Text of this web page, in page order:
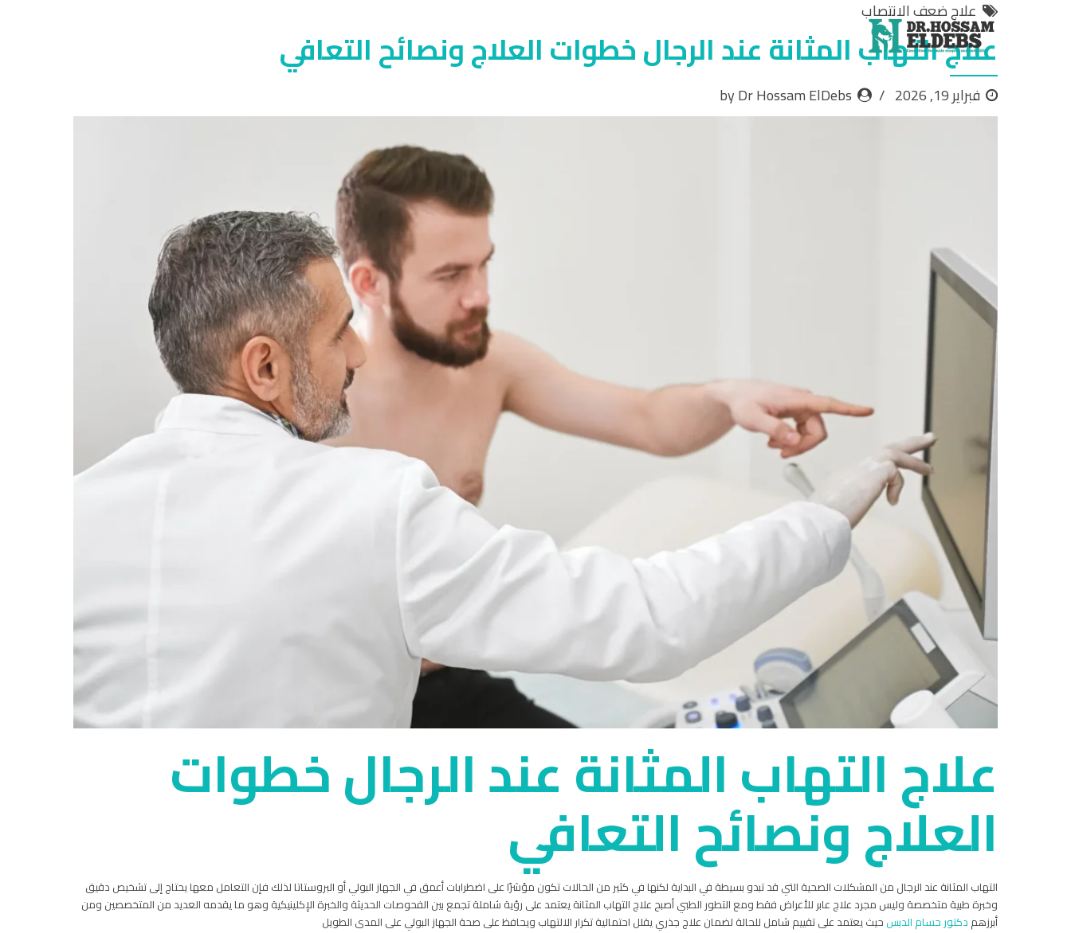
علاج ضعف الانتصاب
علاج التهاب المثانة عند الرجال خطوات العلاج ونصائح التعافي
فبراير 19, 2026 by Dr Hossam ElDebs
علاج التهاب المثانة عند الرجال خطوات
العلاج ونصائح التعافي
التهاب المثانة عند الرجال من المشكلات الصحية التي قد تبدو بسيطة في البداية لكنها في كثير من الحالات تكون مؤشرًا على اضطرابات أعمق في الجهاز البولي أو البروستاتا لذلك فإن التعامل معها يحتاج إلى تشخيص دقيق
وخبرة طبية متخصصة وليس مجرد علاج عابر للأعراض فقط ومع التطور الطبي أصبح علاج التهاب المثانة يعتمد على رؤية شاملة تجمع بين الفحوصات الحديثة والخبرة الإكلينيكية وهو ما يقدمه العديد من المتخصصين ومن
أبرزهم دكتور حسام الدبس حيث يعتمد على تقييم شامل للحالة لضمان علاج جذري يقلل احتمالية تكرار الالتهاب ويحافظ على صحة الجهاز البولي على المدى الطويل